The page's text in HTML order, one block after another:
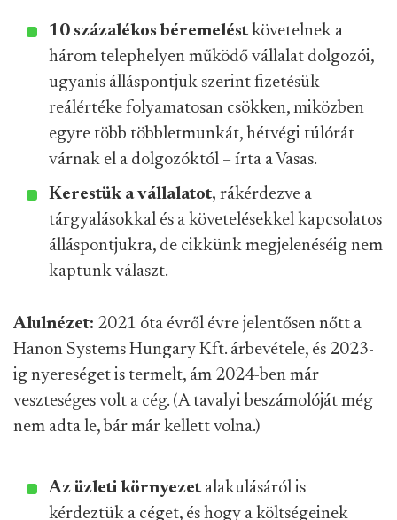
10 százalékos béremelést követelnek a
három telephelyen működő vállalat dolgozói,
ugyanis álláspontjuk szerint fizetésük
reálértéke folyamatosan csökken, miközben
egyre több többletmunkát, hétvégi túlórát
várnak el a dolgozóktól – írta a Vasas.
Kerestük a vállalatot, rákérdezve a
tárgyalásokkal és a követelésekkel kapcsolatos
álláspontjukra, de cikkünk megjelenéséig nem
kaptunk választ.
Alulnézet: 2021 óta évről évre jelentősen nőtt a
Hanon Systems Hungary Kft. árbevétele, és 2023-
ig nyereséget is termelt, ám 2024-ben már
veszteséges volt a cég. (A tavalyi beszámolóját még
nem adta le, bár már kellett volna.)
Az üzleti környezet alakulásáról is
kérdeztük a céget, és hogy a költségeinek